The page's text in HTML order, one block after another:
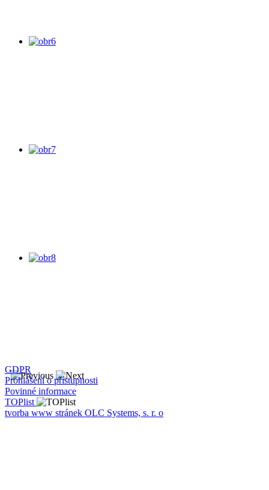
GDPR
Prohlášení o přístupnosti
Povinné informace
TOPlist
tvorba www stránek OLC Systems, s. r. o